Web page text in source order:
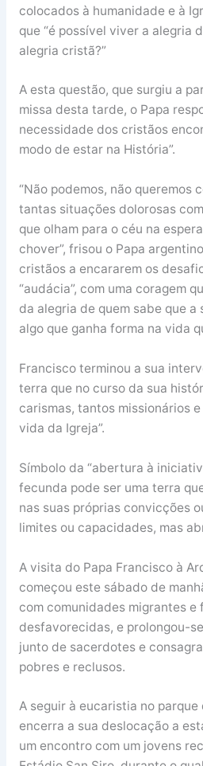
colocados à humanidade e à
que “é possível viver a alegria
alegria cristã?”
A esta questão, que surgiu a
missa desta tarde, o Papa
necessidade dos cristãos
modo de estar na História”.
“Não podemos, não queremos
tantas situações dolorosas
que olham para o céu na
chover”, frisou o Papa
cristãos a encararem os
“audácia”, com uma coragem
da alegria de quem sabe que a
algo que ganha forma na vida
Francisco terminou a sua
terra que no curso da sua
carismas, tantos missionários
vida da Igreja”.
Símbolo da “abertura à
fecunda pode ser uma terra
nas suas próprias convicções
limites ou capacidades, mas
A visita do Papa Francisco à
começou este sábado de
com comunidades migrantes e
desfavorecidas, e prolongou-
junto de sacerdotes e
pobres e reclusos.
A seguir à eucaristia no
encerra a sua deslocação a
um encontro com um jovens